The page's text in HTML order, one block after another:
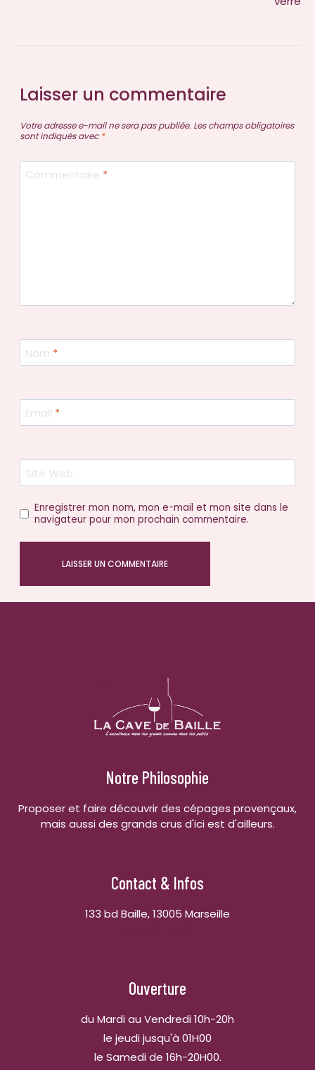
Laisser un commentaire
Votre adresse e-mail ne sera pas publiée. Les champs obligatoires
sont indiqués avec *
Commentaire *
Nom *
Email *
Site Web
Enregistrer mon nom, mon e-mail et mon site dans le
navigateur pour mon prochain commentaire.
Notre Philosophie
Proposer et faire découvrir des cépages provençaux,
mais aussi des grands crus d'ici est d'ailleurs.
Contact & Infos
133 bd Baille, 13005 Marseille
Ouverture
du Mardi au Vendredi 10h-20h
le jeudi jusqu'à 01H00
le Samedi de 16h-20H00.